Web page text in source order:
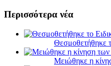
Περισσότερα νέα
Θεσμοθετήθηκε
Μειώθηκε η